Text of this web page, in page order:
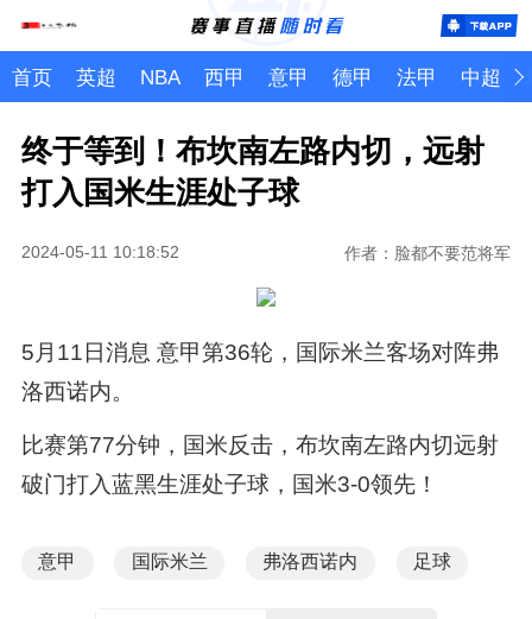
首页 英超 NBA 西甲 意甲 德甲 法甲 中超
终于等到！布坎南左路内切，远射
打入国米生涯处子球
2024-05-11 10:18:52 作者：脸都不要范将军
5月11日消息 意甲第36轮，国际米兰客场对阵弗
洛西诺内。
比赛第77分钟，国米反击，布坎南左路内切远射
破门打入蓝黑生涯处子球，国米3-0领先！
意甲 国际米兰 弗洛西诺内 足球